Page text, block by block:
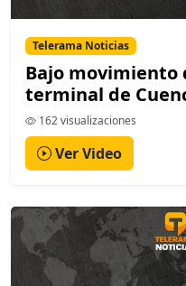
Telerama Noticias
Bajo movimiento
terminal de
162 visualizaciones
Ver Video